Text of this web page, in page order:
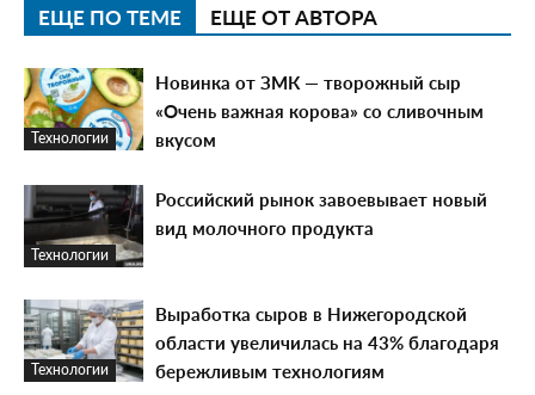
ЕЩЕ ПО ТЕМЕ ЕЩЕ ОТ АВТОРА
Технологии
Новинка от ЗМК — творожный сыр
«Очень важная корова» со сливочным
вкусом
Технологии
Российский рынок завоевывает новый
вид молочного продукта
Технологии
Выработка сыров в Нижегородской
области увеличилась на 43% благодаря
бережливым технологиям